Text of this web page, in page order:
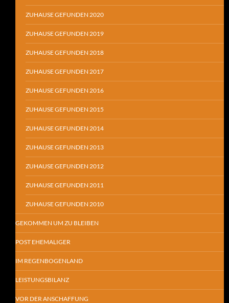
ZUHAUSE GEFUNDEN 2020
ZUHAUSE GEFUNDEN 2019
ZUHAUSE GEFUNDEN 2018
ZUHAUSE GEFUNDEN 2017
ZUHAUSE GEFUNDEN 2016
ZUHAUSE GEFUNDEN 2015
ZUHAUSE GEFUNDEN 2014
ZUHAUSE GEFUNDEN 2013
ZUHAUSE GEFUNDEN 2012
ZUHAUSE GEFUNDEN 2011
ZUHAUSE GEFUNDEN 2010
GEKOMMEN UM ZU BLEIBEN
POST EHEMALIGER
IM REGENBOGENLAND
LEISTUNGSBILANZ
VOR DER ANSCHAFFUNG